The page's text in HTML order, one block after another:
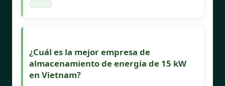
¿Cuál es la mejor empresa de
almacenamiento de energía de 15 kW
en Vietnam?